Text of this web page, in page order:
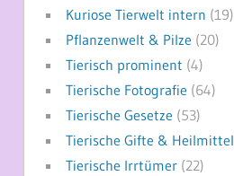
Kuriose Tierwelt intern (19)
Pflanzenwelt & Pilze (20)
Tierisch prominent (4)
Tierische Fotografie (64)
Tierische Gesetze (53)
Tierische Gifte & Heilmittel
Tierische Irrtümer(22)